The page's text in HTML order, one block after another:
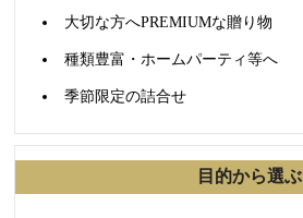
大切な方へPREMIUMな贈り物
種類豊富・ホームパーティ等へ
季節限定の詰合せ
目的から選ぶ